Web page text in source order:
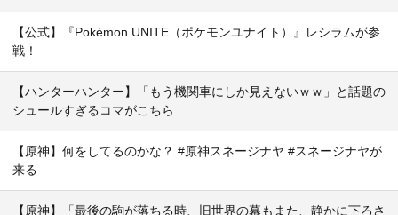
【公式】『Pokémon UNITE（ポケモンユナイト）』レシラムが参
戦！
【ハンターハンター】「もう機関車にしか見えないｗｗ」と話題の
シュールすぎるコマがこちら
【原神】何をしてるのかな？ #原神スネージナヤ #スネージナヤが
来る
【原神】「最後の駒が落ちる時、旧世界の幕もまた、静かに下ろさ